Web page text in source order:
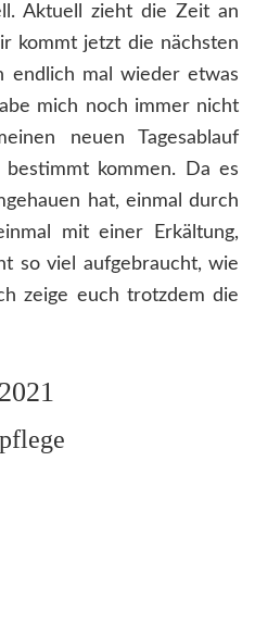
Aktuell zieht die Zeit an
kommt jetzt die nächsten
endlich mal wieder etwas
mich noch immer nicht
neuen Tagesablauf
kommen. Da es
hat, einmal durch
mit einer Erkältung,
so viel aufgebraucht, wie
zeige euch trotzdem die